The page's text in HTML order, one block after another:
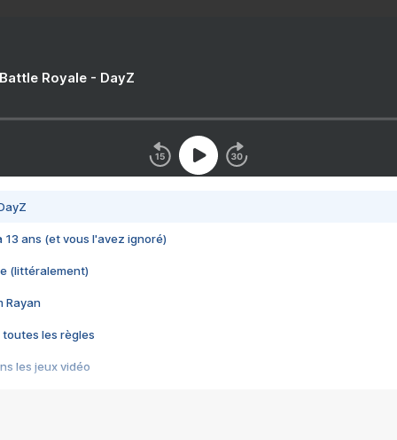
Royale - DayZ
13 ans (et vous l'avez ignoré)
(littéralement)
Rayan
toutes les règles
les jeux vidéo